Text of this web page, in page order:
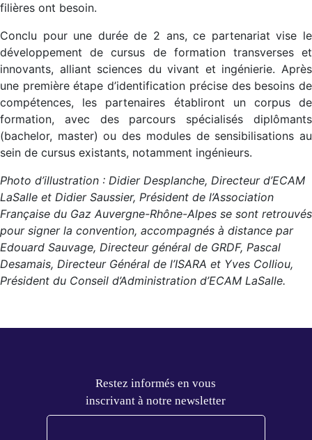
filières ont besoin.
Conclu pour une durée de 2 ans, ce partenariat vise le
développement de cursus de formation transverses et
innovants, alliant sciences du vivant et ingénierie. Après
une première étape d’identification précise des besoins de
compétences, les partenaires établiront un corpus de
formation, avec des parcours spécialisés diplômants
(bachelor, master) ou des modules de sensibilisations au
sein de cursus existants, notamment ingénieurs.
Photo d’illustration : Didier Desplanche, Directeur d’ECAM
LaSalle et Didier Saussier, Président de l’Association
Française du Gaz Auvergne-Rhône-Alpes se sont retrouvés
pour signer la convention, accompagnés à distance par
Edouard Sauvage, Directeur général de GRDF, Pascal
Desamais, Directeur Général de l’ISARA et Yves Colliou,
Président du Conseil d’Administration d’ECAM LaSalle.
Restez informés en vous
inscrivant à notre newsletter